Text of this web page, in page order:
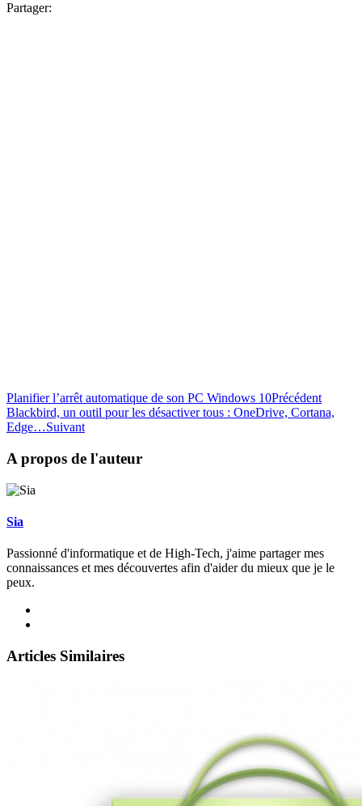
Partager:
Planifier l’arrêt automatique de son PC Windows 10Précédent
Blackbird, un outil pour les désactiver tous : OneDrive, Cortana,
Edge…Suivant
A propos de l'auteur
Sia
Passionné d'informatique et de High-Tech, j'aime partager mes
connaissances et mes découvertes afin d'aider du mieux que je le
peux.
Articles Similaires